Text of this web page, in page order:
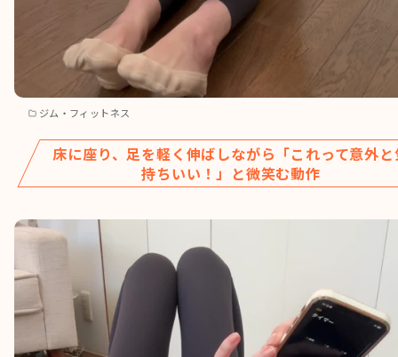
ジム・フィットネス
床に座り、足を軽く伸ばしながら「これって意外
持ちいい！」と微笑む動作